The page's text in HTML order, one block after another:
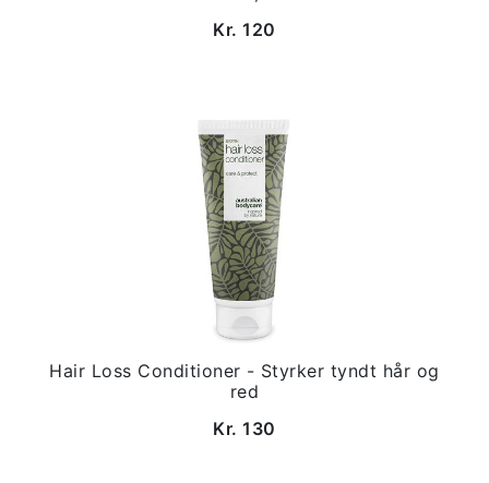
Kr. 120
Hair Loss Conditioner - Styrker tyndt hår og
red
Kr. 130